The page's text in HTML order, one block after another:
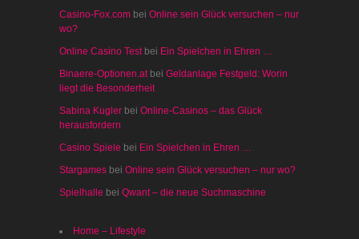
Casino-Fox.com bei Online sein Glück versuchen – nur
wo?
Online Casino Testbei Ein Spielchen in Ehren …
Binaere-Optionen.atbei Geldanlage Festgeld: Worin
liegt die Besonderheit
Sabina Kugler bei Online-Casinos – das Glück
herausfordern
Casino Spiele bei Ein Spielchen in Ehren …
Stargames bei Online sein Glück versuchen – nur wo?
Spielhalle bei Qwant – die neue Suchmaschine
Home – Lifestyle